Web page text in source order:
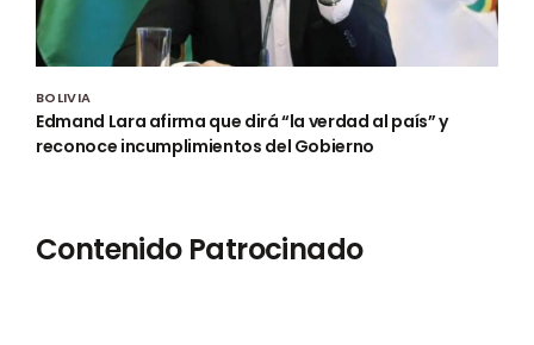
BOLIVIA
Edmand Lara afirma que dirá “la verdad al país” y
reconoce incumplimientos del Gobierno
Contenido Patrocinado